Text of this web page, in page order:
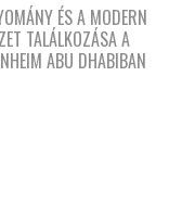
ÉS A MODERN
TALÁLKOZÁSA A
ABU DHABIBAN